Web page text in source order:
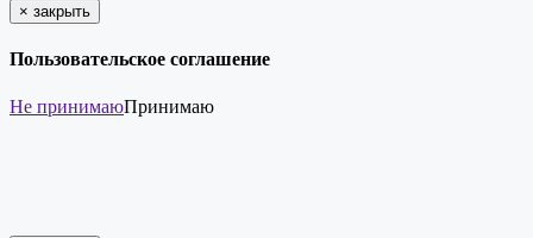
× закрыть
Пользовательское соглашение
Не принимаюПринимаю